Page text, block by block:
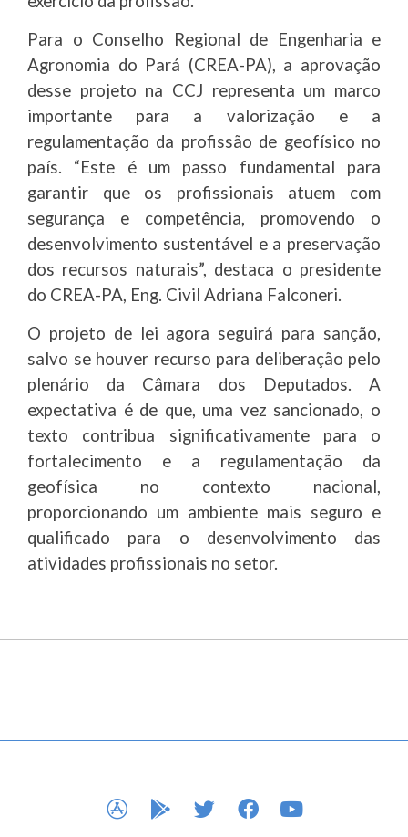
Para o Conselho Regional de Engenharia e
Agronomia do Pará (CREA-PA), a aprovação
desse projeto na CCJ representa um marco
importante para a valorização e a
regulamentação da profissão de geofísico no
país. “Este é um passo fundamental para
garantir que os profissionais atuem com
segurança e competência, promovendo o
desenvolvimento sustentável e a preservação
dos recursos naturais”, destaca o presidente
do CREA-PA, Eng. Civil Adriana Falconeri.
O projeto de lei agora seguirá para sanção,
salvo se houver recurso para deliberação pelo
plenário da Câmara dos Deputados. A
expectativa é de que, uma vez sancionado, o
texto contribua significativamente para o
fortalecimento e a regulamentação da
geofísica no contexto nacional,
proporcionando um ambiente mais seguro e
qualificado para o desenvolvimento das
atividades profissionais no setor.
APP STOREGOOGLE PLAY
TWITTERFACEBOOK